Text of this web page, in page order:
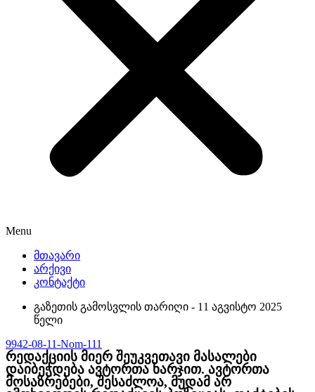
Menu
მთავარი
არქივი
კონტაქტი
გაზეთის გამოსვლის თარიღი - 11 აგვისტო 2025
წელი
9942-08-11-Nom-111
რედაქციის მიერ შეუკვეთავი მასალები
დაიბეჭდება ავტორთა ხარჯით. ავტორთა
მოსაზრებები, შესაძლოა, მუდამ არ